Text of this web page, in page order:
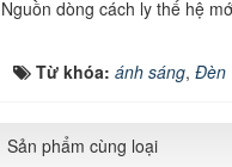
Nguồn dòng cách ly thế hệ
Từ khóa: ánh sáng, Đèn
Sản phẩm cùng loại